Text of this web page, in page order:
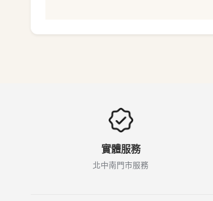
實體服務
北中南門市服務